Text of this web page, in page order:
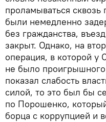
проламываться
были немедленно
без гражданства,
закрыт. Однако, на
операция, в которой у
не было
показал слабость
силой, то это был бы
по Порошенко,
борца с коррупцией и